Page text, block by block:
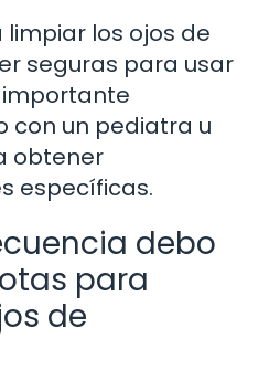
los ojos de
seguras para usar
importante
con un pediatra u
obtener
específicas.
debo
para
de